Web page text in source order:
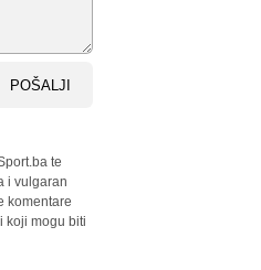
POŠALJI
te
i vulgaran
komentare
koji mogu biti